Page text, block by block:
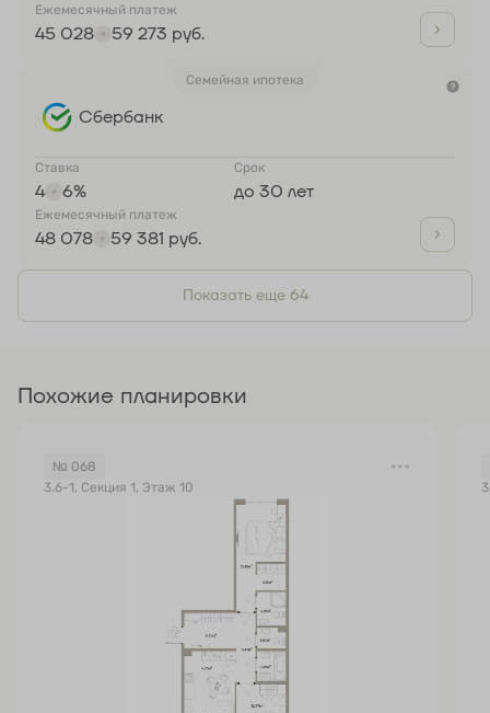
Ежемесячный платеж
45 028 59 273 руб.
Семейная ипотека
Сбербанк
Ставка
4 6%
Срок
до 30 лет
Ежемесячный платеж
48 078 59 381 руб.
Показать еще 64
Похожие планировки
№ 068
3.6-1, Секция 1, Этаж 10